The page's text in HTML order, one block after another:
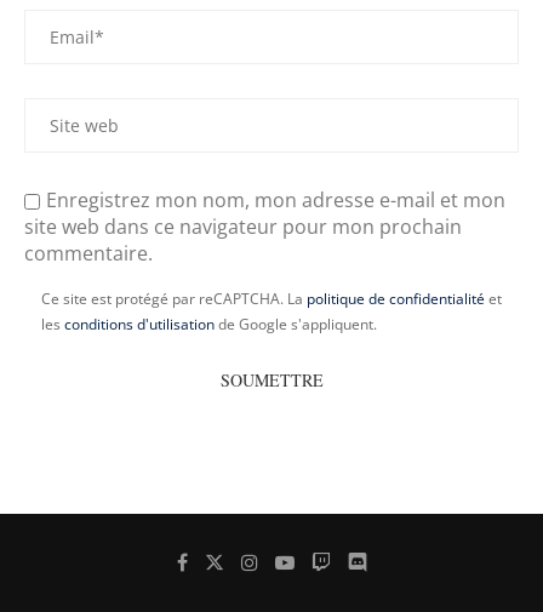
Enregistrez mon nom, mon adresse e-mail et mon
site web dans ce navigateur pour mon prochain
commentaire.
Ce site est protégé par reCAPTCHA. La politique de confidentialitéet
les conditions d'utilisationde Google s'appliquent.